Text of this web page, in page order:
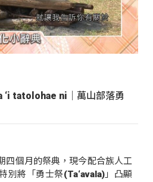
‘i tatolohae ni｜萬山部落勇
四個月的祭典，現今配合族人工
別將「勇士祭(Ta‘avala)」凸顯